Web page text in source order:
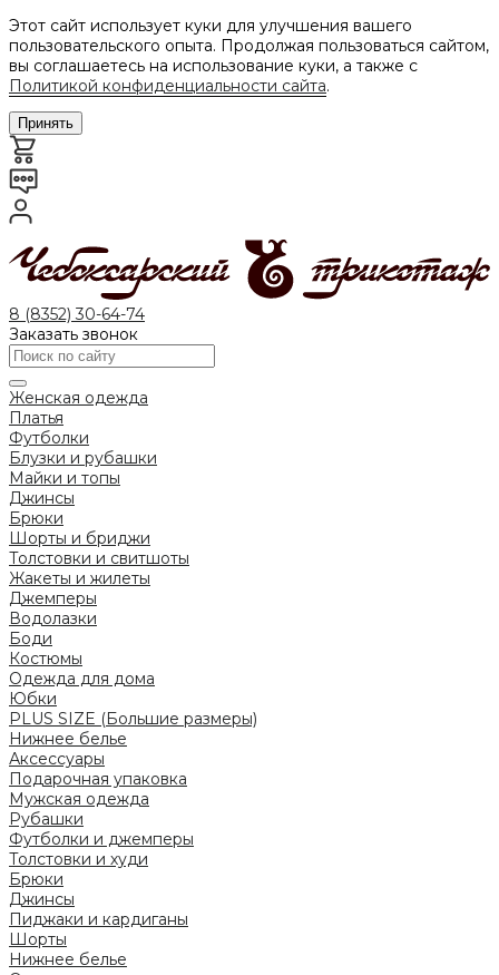
Этот сайт использует куки для улучшения вашего
пользовательского опыта. Продолжая пользоваться сайтом,
вы соглашаетесь на использование куки, а также с
Политикой конфиденциальности сайта.
Принять
8 (8352) 30-64-74
Заказать звонок
Женская одежда
Платья
Футболки
Блузки и рубашки
Майки и топы
Джинсы
Брюки
Шорты и бриджи
Толстовки и свитшоты
Жакеты и жилеты
Джемперы
Водолазки
Боди
Костюмы
Одежда для дома
Юбки
PLUS SIZE (Большие размеры)
Нижнее белье
Аксессуары
Подарочная упаковка
Мужская одежда
Рубашки
Футболки и джемперы
Толстовки и худи
Брюки
Джинсы
Пиджаки и кардиганы
Шорты
Нижнее белье